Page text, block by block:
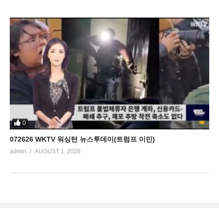
0
072626 WKTV 워싱턴 뉴스투데이(트럼프 이민)
admin AUGUST 1, 2026